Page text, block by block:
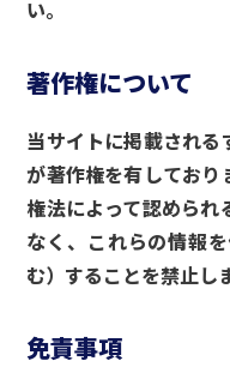
い。
著作権について
当サイトに掲載される
が著作権を有しており
権法によって認められ
なく、これらの情報
む）することを禁止し
免責事項